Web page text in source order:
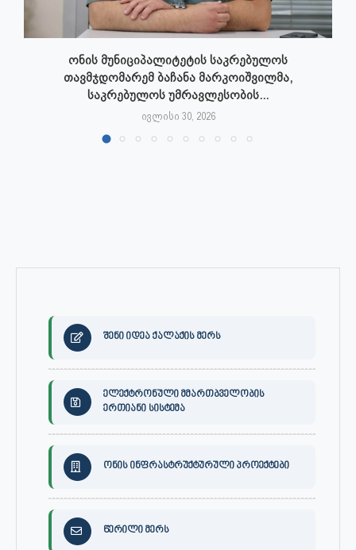
ონის მუნიციპალიტეტის საკრებულოს
თავმჯდომარემ ბაჩანა მარკოიშვილმა,
საკრებულოს უმრავლესობის...
ივლისი 30, 2026
შენი იდეა ქალაქის მერს
ელექტრონული მმართბველობის
ერთიანი სისტემა
ონის ინფრასტრუქტურული პროექტები
წერილი მერს